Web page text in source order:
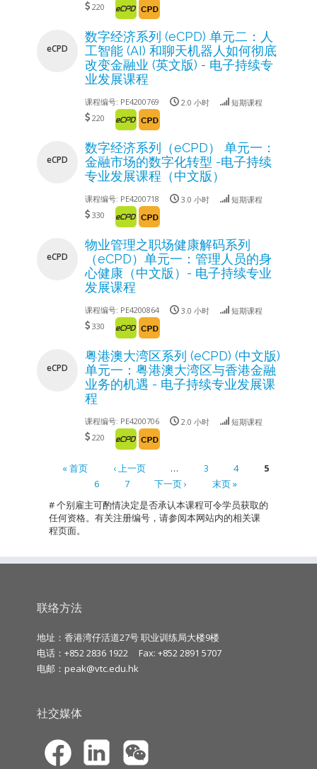
220
eCPD
数字经济系列 (eCPD) 单元二：人
工智能 (AI) 和聊天机器人如何彻底
改变金融业 (英文版) - 电子持续专
业发展课程
课程编号: PE4200769 2.0 小时
短期课程
220
eCPD
数字经济系列（eCPD） 单元一：
金融市场的数字化转型 -电子持续
专业发展课程（中文版）
课程编号: PE4200718 3.0 小时
短期课程
330
eCPD
物业管理之职场健康解码系列
（eCPD）单元一：管理人员的身
心健康（中文版）- 电子持续专业
发展课程
课程编号: PE4200864 3.0 小时
短期课程
330
eCPD
粤港澳大湾区系列 (eCPD) (中文版)
单元一：粤港澳大湾区与香港金融
业务的机遇 - 电子持续专业发展课
程
课程编号: PE4200706 2.0 小时
短期课程
220
Pages
« 首页 ‹ 上一页 … 3 4
5
6
7 下一页 ›
末页 »
# 个别雇主可酌情决定是否承认本课程可令学员获取的
任何资格。有关注册编号，请参阅本网站内的相关课
程页面。
联络方法
地址：香港湾仔活道27号 职业训练局大楼9楼
电话：+852 2836 1922
Fax: +852 2891 5707
电邮： peak@vtc.edu.hk
社交媒体